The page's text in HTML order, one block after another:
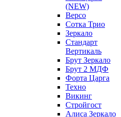
(NEW)
Версо
Сотка Трио
Зеркало
Стандарт
Вертикаль
Брут Зеркало
Брут 2 МДФ
Форта Царга
Техно
Викинг
Стройгост
Алиса Зеркало